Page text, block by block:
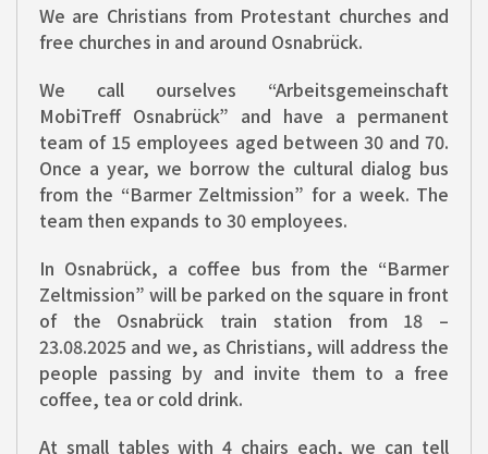
We are Christians from Protestant churches and
free churches in and around Osnabrück.
We call ourselves “Arbeitsgemeinschaft
MobiTreff Osnabrück” and have a permanent
team of 15 employees aged between 30 and 70.
Once a year, we borrow the cultural dialog bus
from the “Barmer Zeltmission” for a week. The
team then expands to 30 employees.
In Osnabrück, a coffee bus from the “Barmer
Zeltmission” will be parked on the square in front
of the Osnabrück train station from 18 –
23.08.2025 and we, as Christians, will address the
people passing by and invite them to a free
coffee, tea or cold drink.
At small tables with 4 chairs each, we can tell